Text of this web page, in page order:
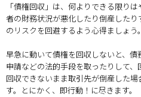
「債権回収」は、何よりできる限り
者の財務状況が悪化したり倒産した
のリスクを回避するよう心得ましょう。
早急に動いて債権を回収しないと、
申請などの法的手段を取ったりして
回収できないまま取引先が倒産した
す。とにかく、即行動！に尽きます。